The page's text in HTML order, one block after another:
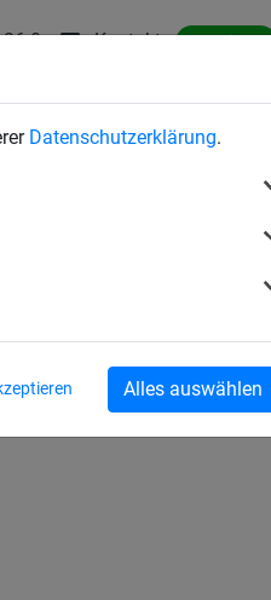
Datenschutzerklärung.
Alles auswählen
0 Kontakt Austria
SEILSPIELGERÄTE